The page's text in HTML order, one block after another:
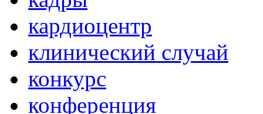
кардиоцентр
клинический случай
конкурс
конференция